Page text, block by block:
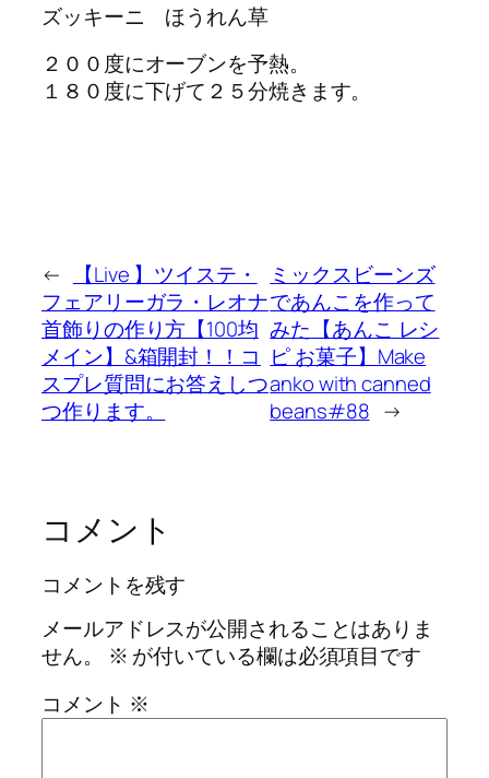
ズッキーニ ほうれん草
２００度にオーブンを予熱。
１８０度に下げて２５分焼きます。
←
【Live 】ツイステ・
フェアリーガラ・レオナ
首飾りの作り方【100均
メイン】&箱開封！！コ
スプレ質問にお答えしつ
つ作ります。
ミックスビーンズ
であんこを作って
みた【あんこ レシ
ピ お菓子】Make
anko with canned
beans#88 →
コメント
コメントを残す
メールアドレスが公開されることはありま
せん。
※ が付いている欄は必須項目です
コメント ※